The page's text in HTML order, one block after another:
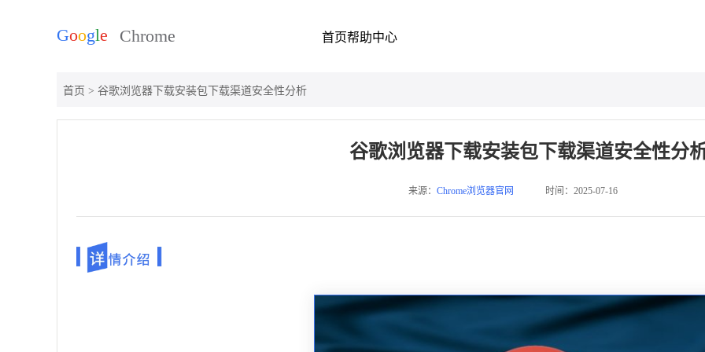
首页帮助中心
首页 > 谷歌浏览器下载安装包下载渠道安全性分析
谷歌浏览器下载安装包下载渠道安全性分
来源： Chrome浏览器官网 时间：2025-07-16